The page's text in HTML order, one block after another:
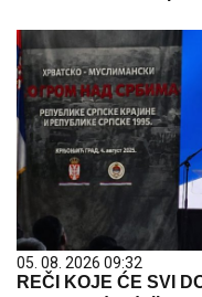
05. 08. 2026 09:32
REČI KOJE ĆE SVI